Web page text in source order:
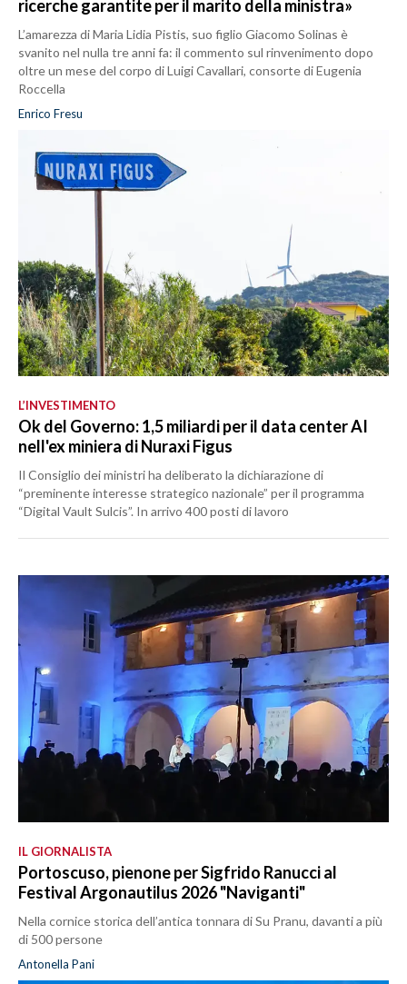
ricerche garantite per il marito della ministra»
L’amarezza di Maria Lidia Pistis, suo figlio Giacomo Solinas è
svanito nel nulla tre anni fa: il commento sul rinvenimento dopo
oltre un mese del corpo di Luigi Cavallari, consorte di Eugenia
Roccella
Enrico Fresu
L’INVESTIMENTO
Ok del Governo: 1,5 miliardi per il data center AI
nell'ex miniera di Nuraxi Figus
Il Consiglio dei ministri ha deliberato la dichiarazione di
“preminente interesse strategico nazionale” per il programma
“Digital Vault Sulcis”. In arrivo 400 posti di lavoro
IL GIORNALISTA
Portoscuso, pienone per Sigfrido Ranucci al
Festival Argonautilus 2026 "Naviganti"
Nella cornice storica dell’antica tonnara di Su Pranu, davanti a più
di 500 persone
Antonella Pani